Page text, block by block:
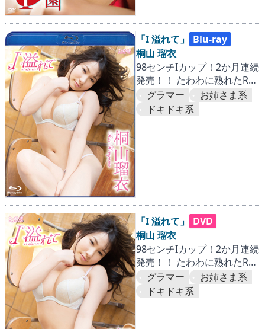
「I 溢れて」
Blu-ray
桐山 瑠衣
98センチIカップ！2か月連続
発売！！ たわわに熟れたRUI
にとことん迫った第一弾。
『国内篇』
グラマー
お姉さま系
ドキドキ系
「I 溢れて」
DVD
桐山 瑠衣
98センチIカップ！2か月連続
発売！！ たわわに熟れたRUI
にとことん迫った第一弾。
『国内篇』
グラマー
お姉さま系
ドキドキ系